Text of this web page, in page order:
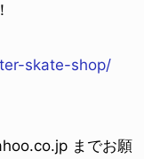
skate-shop/
までお願